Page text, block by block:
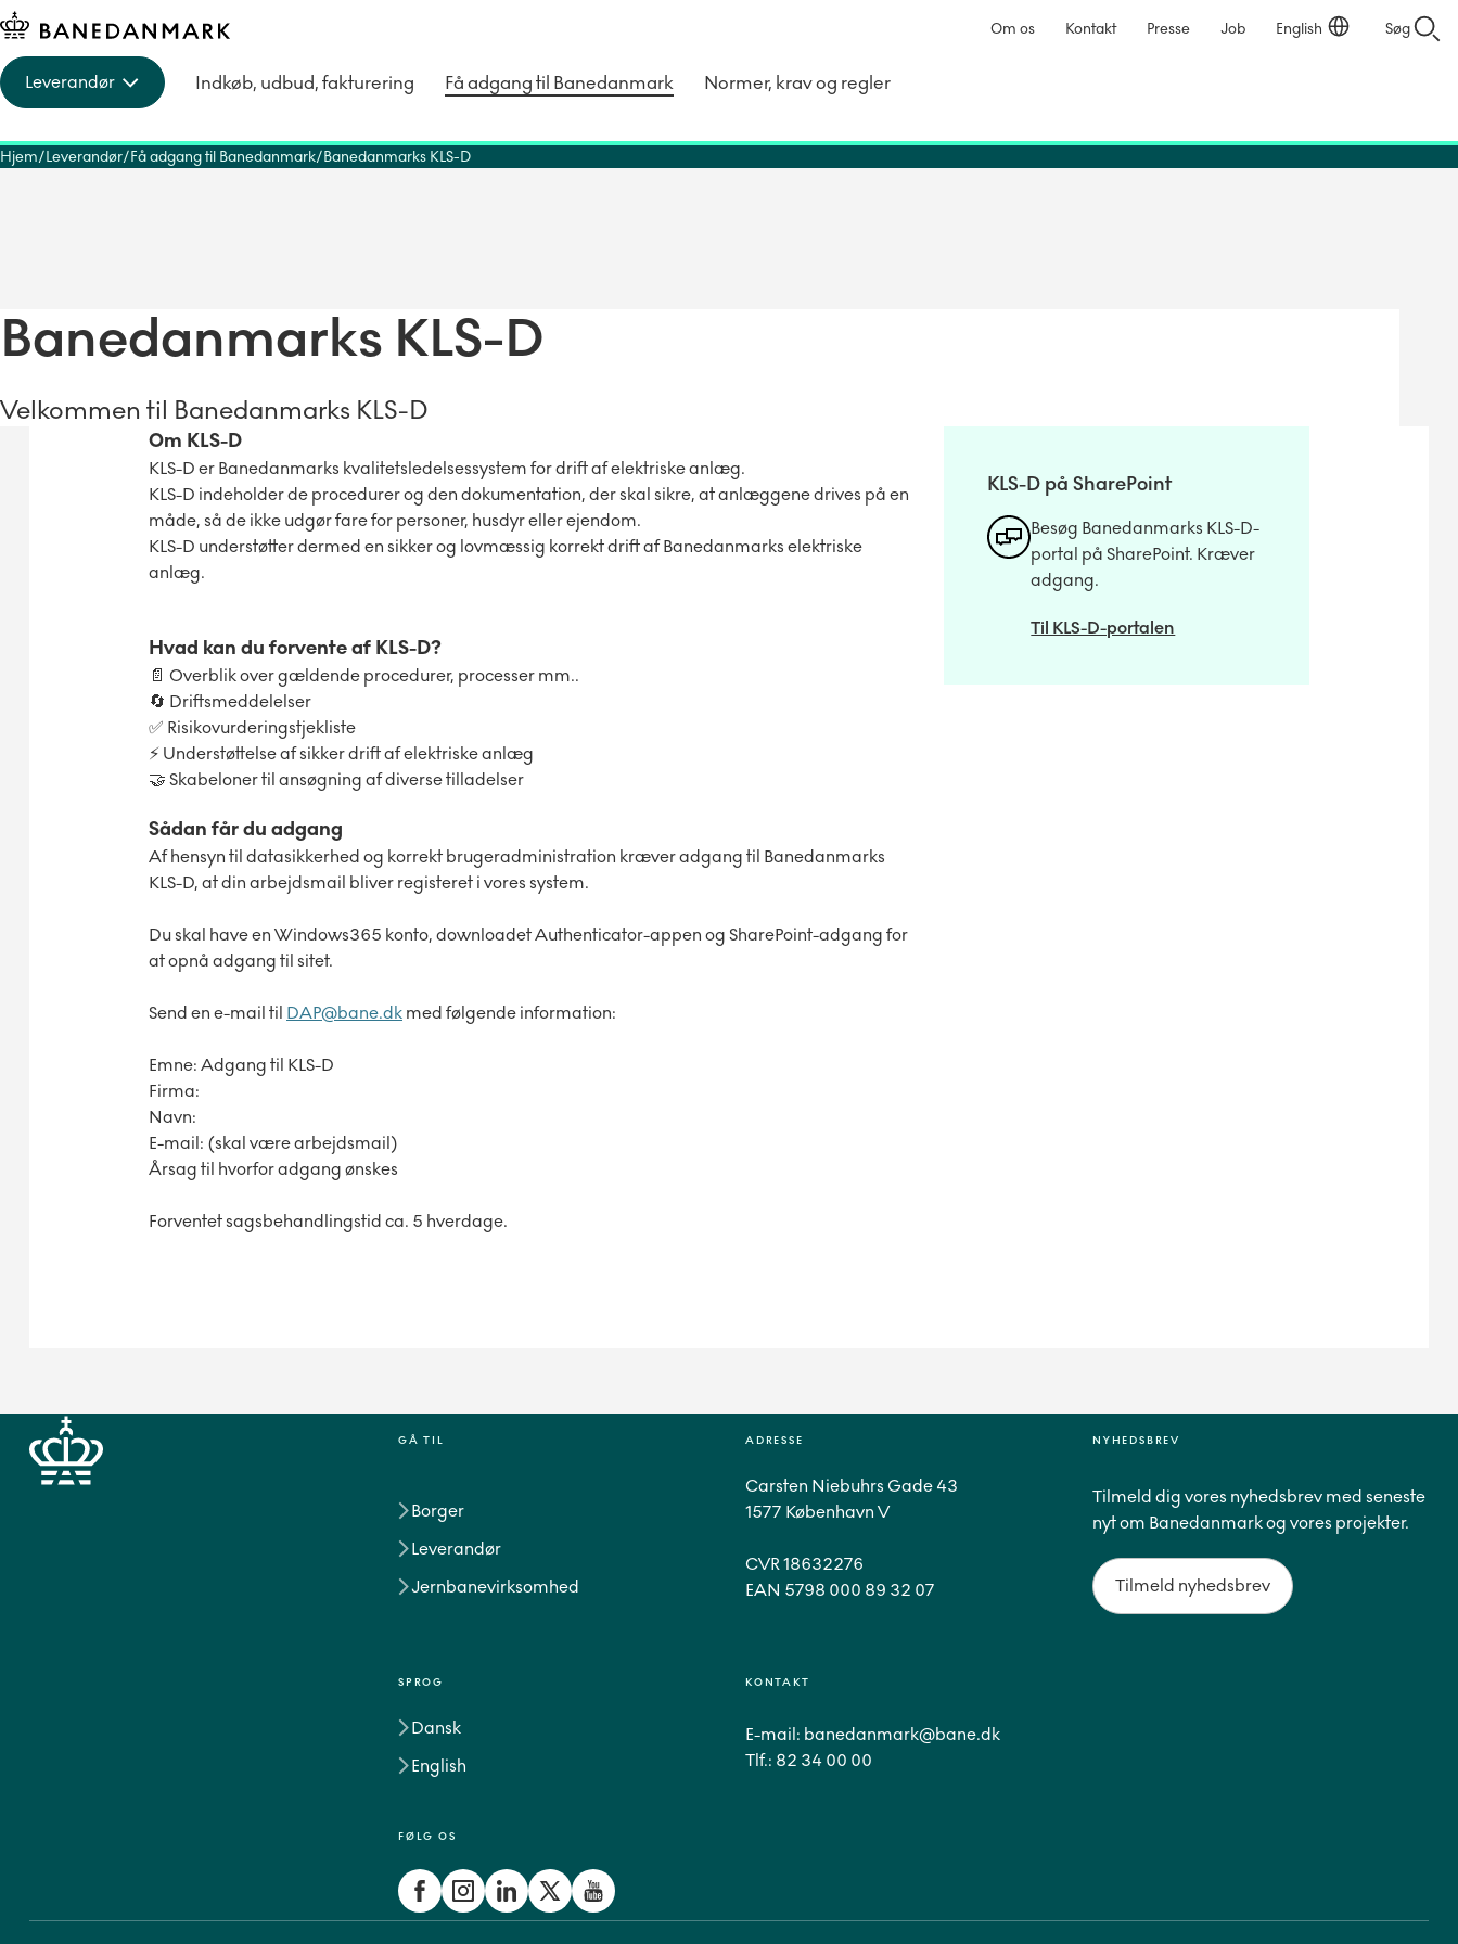
Leverandør Indkøb, udbud, fakturering Få adgang til Banedanmark Normer, krav og regler
Om os Kontakt Presse Job English Søg
Hjem Leverandør Få adgang til Banedanmark Banedanmarks KLS-D
Banedanmarks KLS-D
Velkommen til Banedanmarks KLS-D
Om KLS-D
KLS-D er Banedanmarks kvalitetsledelsessystem for drift af elektriske anlæg.
KLS-D indeholder de procedurer og den dokumentation, der skal sikre, at anlæggene drives på en
måde, så de ikke udgør fare for personer, husdyr eller ejendom.
KLS-D understøtter dermed en sikker og lovmæssig korrekt drift af Banedanmarks elektriske
anlæg.
Hvad kan du forvente af KLS-D?
📄 Overblik over gældende procedurer, processer mm..
🔄 Driftsmeddelelser
✅ Risikovurderingstjekliste
⚡ Understøttelse af sikker drift af elektriske anlæg
🤝 Skabeloner til ansøgning af diverse tilladelser
Sådan får du adgang
Af hensyn til datasikkerhed og korrekt brugeradministration kræver adgang til Banedanmarks
KLS-D, at din arbejdsmail bliver registeret i vores system.
Du skal have en Windows365 konto, downloadet Authenticator-appen og SharePoint-adgang for
at opnå adgang til sitet.
Send en e-mail til DAP@bane.dk med følgende information:
Emne: Adgang til KLS-D
Firma:
Navn:
E-mail: (skal være arbejdsmail)
Årsag til hvorfor adgang ønskes
Forventet sagsbehandlingstid ca. 5 hverdage.
KLS-D på SharePoint
Besøg Banedanmarks KLS-D-
portal på SharePoint. Kræver
adgang.
Til KLS-D-portalen
GÅ TIL
Borger
Leverandør
Jernbanevirksomhed
SPROG
Dansk
English
FØLG OS
ADRESSE
Carsten Niebuhrs Gade 43
1577 København V
CVR 18632276
EAN 5798 000 89 32 07
KONTAKT
E-mail: banedanmark@bane.dk
Tlf.: 82 34 00 00
NYHEDSBREV
Tilmeld dig vores nyhedsbrev med seneste
nyt om Banedanmark og vores projekter.
Tilmeld nyhedsbrev